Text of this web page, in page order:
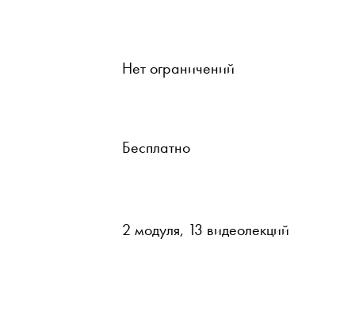
Нет ограничений
Бесплатно
2 модуля, 13 видеолекций